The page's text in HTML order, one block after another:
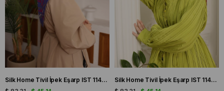
Silk Home Tivil İpek Eşarp IST 11432 - 15 Mor, Vizon, Pembe, Ekru
Silk Home Tivil İpek Eşarp IST 11432 - 18 Parlak Turuncu, Sarı, Vizon, Antrasit